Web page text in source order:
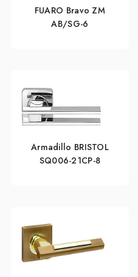
FUARO Bravo ZM
AB/SG-6
Armadillo BRISTOL
SQ006-21CP-8